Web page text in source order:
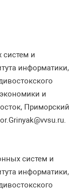
и
информатики,
экономики и
Приморский
систем и
информатики,